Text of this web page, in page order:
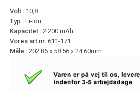
Volt : 10,8
Typ : Li-ion
Kapacitet : 2.200 mAh
Vores art nr: 611-171
Måle : 202.86 x 58.56 x 24.60mm